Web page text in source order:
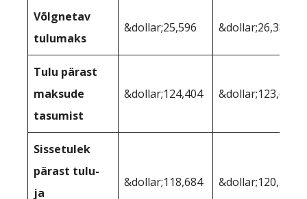
Võlgnetav
tulumaks
&dollar;25,596 &dollar;26,386
Tulu pärast
maksude
tasumist
&dollar;124,404 &dollar;123,614
Sissetulek
pärast tulu-
ja
&dollar;118,684 &dollar;120,587